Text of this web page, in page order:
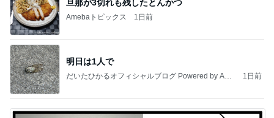
旦那が3切れも残したとんかつ
Amebaトピックス 1日前
明日は1人で
だいたひかるオフィシャルブログ Powered by Ame
1日前